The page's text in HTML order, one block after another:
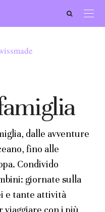
dalle avventure
fino alle
Condivido
giornate sulla
e tante attività